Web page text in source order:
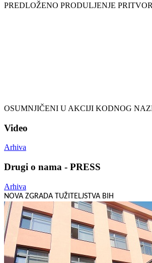
PREDLOŽENO PRODULJENJE
OSUMNJIČENI U AKCIJI KODNOG
Video
Arhiva
Drugi o nama - PRESS
Arhiva
NOVA ZGRADA TUŽITELJSTVA BIH